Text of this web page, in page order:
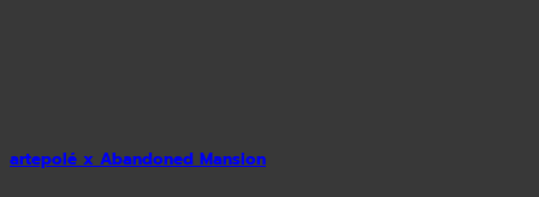
artepolé x Abandoned Mansion